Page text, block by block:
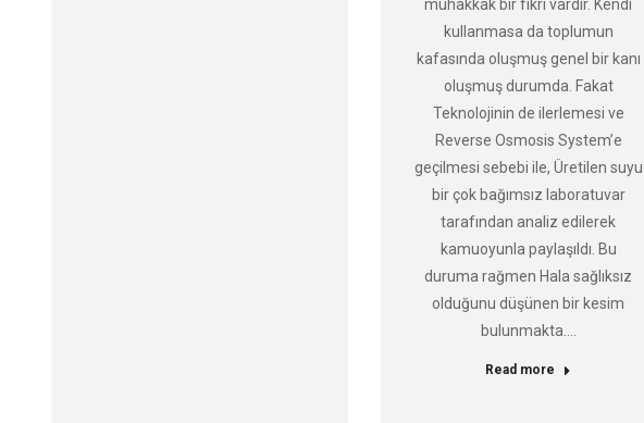
muhakkak bir fikri vardır. Kendi
kullanmasa da toplumun
kafasında oluşmuş genel bir kanı
oluşmuş durumda. Fakat
Teknolojinin de ilerlemesi ve
Reverse Osmosis System’e
geçilmesi sebebi ile, Üretilen suyu
bir çok bağımsız laboratuvar
tarafından analiz edilerek
kamuoyunla paylaşıldı. Bu
duruma rağmen Hala sağlıksız
olduğunu düşünen bir kesim
bulunmakta.…
Read more